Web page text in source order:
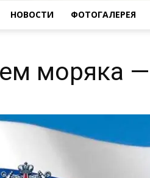
НОВОСТИ ФОТОГАЛЕРЕЯ
моряка